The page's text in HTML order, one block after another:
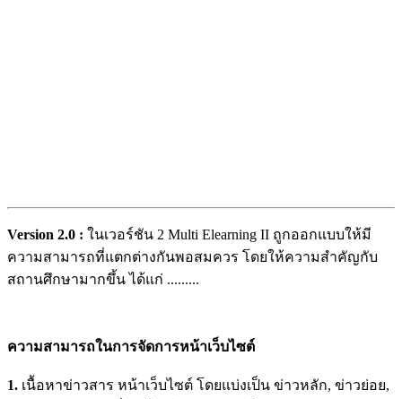
Version 2.0 : ในเวอร์ชัน 2 Multi Elearning II ถูกออกแบบให้มี
ความสามารถที่แตกต่างกันพอสมควร โดยให้ความสำคัญกับ
สถานศึกษามากขึ้น ได้แก่ .........
ความสามารถในการจัดการหน้าเว็บไซต์
1. เนื้อหาข่าวสาร หน้าเว็บไซต์ โดยแบ่งเป็น ข่าวหลัก, ข่าวย่อย,